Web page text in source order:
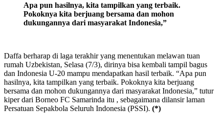
Apa pun hasilnya, kita tampilkan yang terbaik.
Pokoknya kita berjuang bersama dan mohon
dukungannya dari masyarakat Indonesia,”
Daffa berharap di laga terakhir yang menentukan melawan tuan
rumah Uzbekistan, Selasa (7/3), dirinya bisa kembali tampil bagus
dan Indonesia U-20 mampu mendapatkan hasil terbaik. “Apa pun
hasilnya, kita tampilkan yang terbaik. Pokoknya kita berjuang
bersama dan mohon dukungannya dari masyarakat Indonesia,” tutur
kiper dari Borneo FC Samarinda itu , sebagaimana dilansir laman
Persatuan Sepakbola Seluruh Indonesia (PSSI). (*)